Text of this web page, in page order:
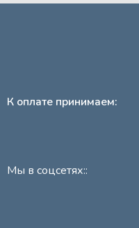
К оплате принимаем:
Мы в соцсетях::